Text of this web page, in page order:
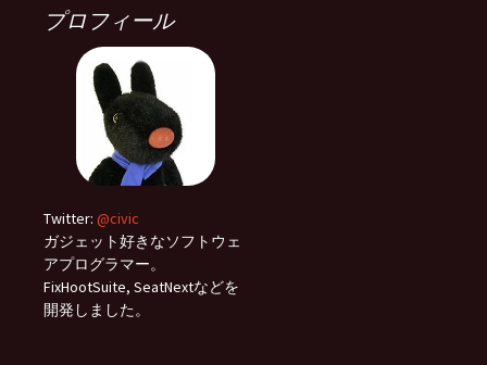
プロフィール
Twitter: @civic
ガジェット好きなソフトウェ
アプログラマー。
FixHootSuite, SeatNextなどを
開発しました。